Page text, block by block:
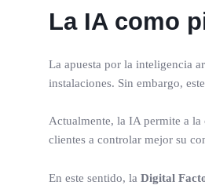
La IA como
La apuesta por la inteligencia
instalaciones. Sin embargo,
Actualmente, la IA permite a
clientes a controlar mejor su
En este sentido, la Digital